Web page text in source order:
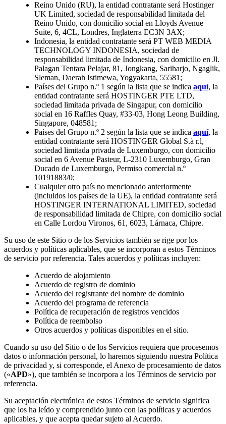
Reino Unido (RU), la entidad contratante será Hostinger
UK Limited, sociedad de responsabilidad limitada del
Reino Unido, con domicilio social en Lloyds Avenue
Suite, 6, 4CL, Londres, Inglaterra EC3N 3AX;
Indonesia, la entidad contratante será PT WEB MEDIA
TECHNOLOGY INDONESIA, sociedad de
responsabilidad limitada de Indonesia, con domicilio en Jl.
Palagan Tentara Pelajar, 81, Jongkang, Sariharjo, Ngaglik,
Sleman, Daerah Istimewa, Yogyakarta, 55581;
Países del Grupo n.º 1 según la lista que se indica aquí, la
entidad contratante será HOSTINGER PTE LTD,
sociedad limitada privada de Singapur, con domicilio
social en 16 Raffles Quay, #33-03, Hong Leong Building,
Singapore, 048581;
Países del Grupo n.º 2 según la lista que se indica aquí, la
entidad contratante será HOSTINGER Global S.à r.l,
sociedad limitada privada de Luxemburgo, con domicilio
social en 6 Avenue Pasteur, L-2310 Luxemburgo, Gran
Ducado de Luxemburgo, Permiso comercial n.º
10191883/0;
Cualquier otro país no mencionado anteriormente
(incluidos los países de la UE), la entidad contratante será
HOSTINGER INTERNATIONAL LIMITED, sociedad
de responsabilidad limitada de Chipre, con domicilio social
en Calle Lordou Vironos, 61, 6023, Lárnaca, Chipre.
Su uso de este Sitio o de los Servicios también se rige por los
acuerdos y políticas aplicables, que se incorporan a estos Términos
de servicio por referencia. Tales acuerdos y políticas incluyen:
Acuerdo de alojamiento
Acuerdo de registro de dominio
Acuerdo del registrante del nombre de dominio
Acuerdo del programa de referencia
Política de recuperación de registros vencidos
Política de reembolso
Otros acuerdos y políticas disponibles en el sitio.
Cuando su uso del Sitio o de los Servicios requiera que procesemos
datos o información personal, lo haremos siguiendo nuestra Política
de privacidad y, si corresponde, el Anexo de procesamiento de datos
(«APD»), que también se incorpora a los Términos de servicio por
referencia.
Su aceptación electrónica de estos Términos de servicio significa
que los ha leído y comprendido junto con las políticas y acuerdos
aplicables, y que acepta quedar sujeto al Acuerdo.